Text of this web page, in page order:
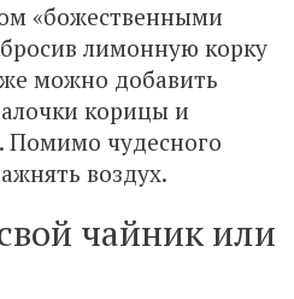
«божественными
лимонную корку
можно добавить
корицы и
Помимо чудесного
воздух.
чайник или